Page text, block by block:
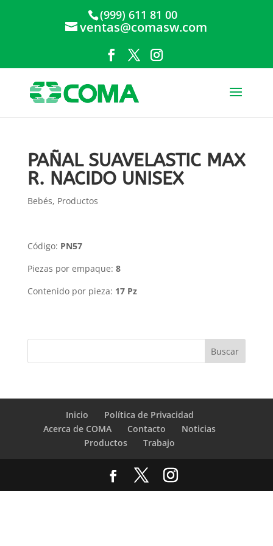
(999) 611 81 00
ventas@comasw.com
PAÑAL SUAVELASTIC MAX
R. NACIDO UNISEX
Bebés, Productos
Código: PN57
Piezas por empaque: 8
Contenido por pieza: 17 Pz
Inicio
Política de Privacidad
Acerca de COMA
Contacto
Noticias
Productos
Trabajo